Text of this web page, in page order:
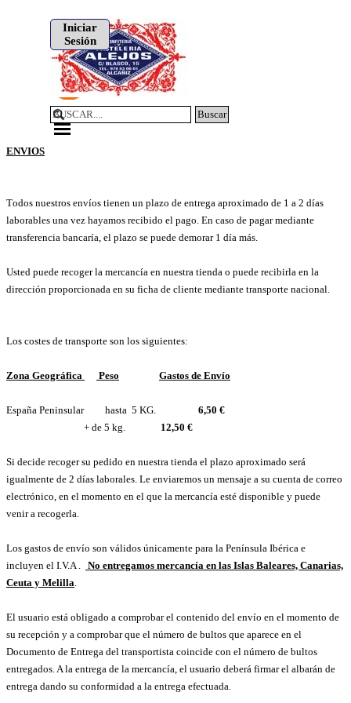
Iniciar
Sesión
Buscar
Saltar menú
ENVIOS
Todos nuestros envíos tienen un plazo de entrega aproximado de 1 a 2 días
laborables una vez hayamos recibido el pago. En caso de pagar mediante
transferencia bancaría, el plazo se puede demorar 1 día más.
Usted puede recoger la mercancía en nuestra tienda o puede recibirla en la
dirección proporcionada en su ficha de cliente mediante transporte nacional.
Los costes de transporte son los siguientes:
Zona Geográfica Peso Gastos de Envío
España Peninsular hasta 5 KG. 6,50 €
+ de 5 kg.
12,50 €
Si decide recoger su pedido en nuestra tienda el plazo aproximado será
igualmente de 2 días laborales. Le enviaremos un mensaje a su cuenta de correo
electrónico, en el momento en el que la mercancía esté disponible y puede
venir a recogerla.
Los gastos de envío son válidos únicamente para la Península Ibérica e
incluyen el I.V.A . No entregamos mercancía en las Islas Baleares, Canarias,
Ceuta y Melilla.
El usuario está obligado a comprobar el contenido del envío en el momento de
su recepción y a comprobar que el número de bultos que aparece en el
Documento de Entrega del transportista coincide con el número de bultos
entregados. A la entrega de la mercancía, el usuario deberá firmar el albarán de
entrega dando su conformidad a la entrega efectuada.